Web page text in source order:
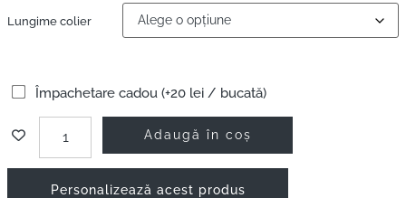
unei
singure
Lungime colier
Împachetare cadou (+20 lei / bucată)
Adaugă în coș
Personalizează acest produs